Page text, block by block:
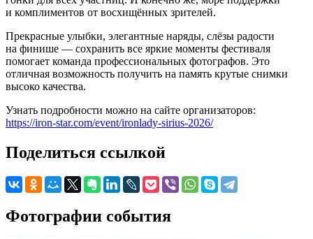
и комплиментов от восхищённых зрителей.
Прекрасные улыбки, элегантные наряды, слёзы радости
на финише — сохранить все яркие моменты фестиваля
помогает команда профессиональных фотографов. Это
отличная возможность получить на память крутые снимки
высоко качества.
Узнать подробности можно на сайте организаторов:
https://iron-star.com/event/ironlady-sirius-2026/
Поделиться ссылкой
Фотографии события